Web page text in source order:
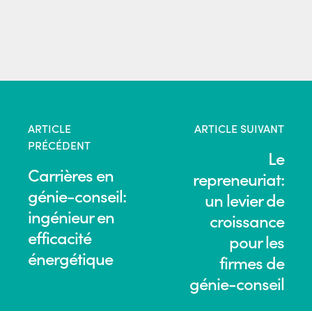
ARTICLE
PRÉCÉDENT
Carrières en
génie-conseil:
ingénieur en
efficacité
énergétique
ARTICLE SUIVANT
Le
repreneuriat:
un levier de
croissance
pour les
firmes de
génie-conseil